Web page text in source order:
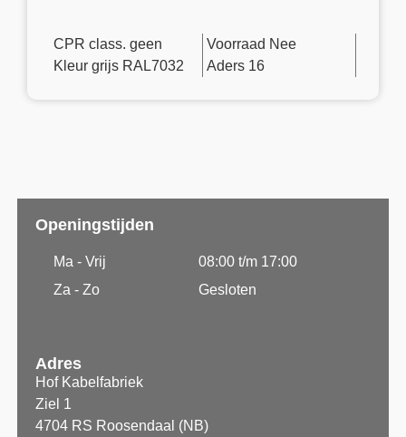
CPR class. geen
Voorraad Nee
Kleur grijs RAL7032
Aders 16
Openingstijden
Ma - Vrij
Za - Zo
08:00 t/m 17:00
Gesloten
Adres
Hof Kabelfabriek
Ziel 1
4704 RS Roosendaal (NB)